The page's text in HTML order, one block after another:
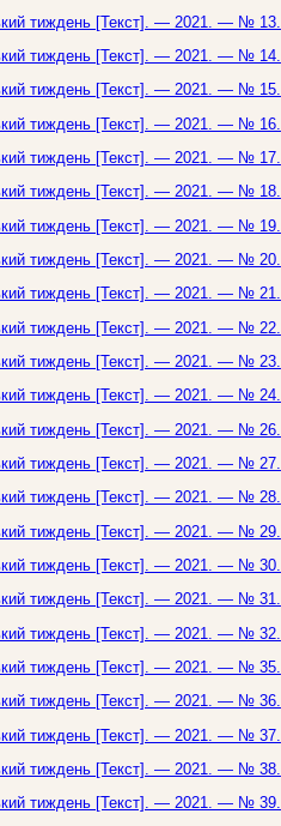
тиждень [Текст]. — 2021. — № 13.
тиждень [Текст]. — 2021. — № 14.
тиждень [Текст]. — 2021. — № 15.
тиждень [Текст]. — 2021. — № 16.
тиждень [Текст]. — 2021. — № 17.
тиждень [Текст]. — 2021. — № 18.
тиждень [Текст]. — 2021. — № 19.
тиждень [Текст]. — 2021. — № 20.
тиждень [Текст]. — 2021. — № 21.
тиждень [Текст]. — 2021. — № 22.
тиждень [Текст]. — 2021. — № 23.
тиждень [Текст]. — 2021. — № 24.
тиждень [Текст]. — 2021. — № 26.
тиждень [Текст]. — 2021. — № 27.
тиждень [Текст]. — 2021. — № 28.
тиждень [Текст]. — 2021. — № 29.
тиждень [Текст]. — 2021. — № 30.
тиждень [Текст]. — 2021. — № 31.
тиждень [Текст]. — 2021. — № 32.
тиждень [Текст]. — 2021. — № 35.
тиждень [Текст]. — 2021. — № 36.
тиждень [Текст]. — 2021. — № 37.
тиждень [Текст]. — 2021. — № 38.
тиждень [Текст]. — 2021. — № 39.